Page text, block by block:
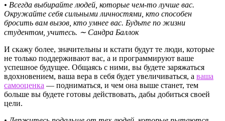
• Всегда выбирайте людей, которые чем-то лучше вас.
Окружайте себя сильными личностями, кто способен
бросить вам вызов, кто умнее вас. Будьте по жизни
студентом, учитесь. ∼ Сандра Баллок
И скажу более, значительны и кстати будут те люди, которые
не только поддерживают вас, а и программируют ваше
успешное будущее. Общаясь с ними, вы будете заряжаться
вдохновением, ваша вера в себя будет увеличиваться, а ваша
самооценка — подниматься, и чем она выше станет, тем
больше вы будете готовы действовать, дабы добиться своей
цели.